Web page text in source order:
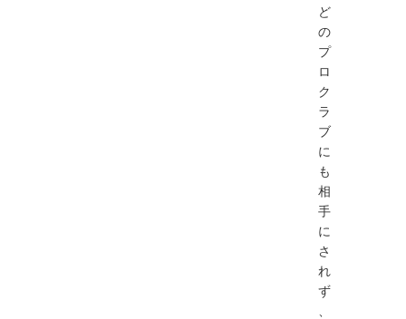
ど
の
プ
ロ
ク
ラ
ブ
に
も
相
手
に
さ
れ
ず